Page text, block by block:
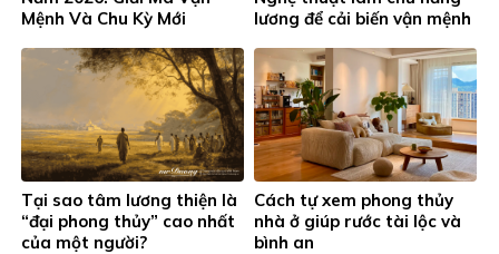
Mệnh Và Chu Kỳ Mới
lương để cải biến vận mệnh
Tại sao tâm lương thiện là
“đại phong thủy” cao nhất
của một người?
Cách tự xem phong thủy
nhà ở giúp rước tài lộc và
bình an